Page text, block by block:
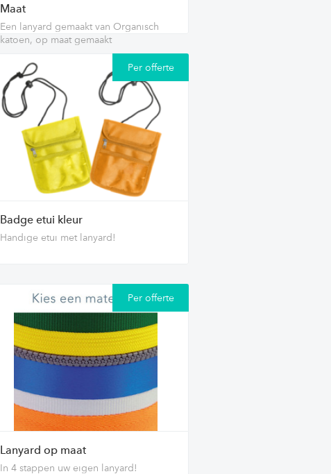
Maat
Een lanyard gemaakt van Organisch
katoen, op maat gemaakt
Per offerte
Badge etui kleur
Handige etui met lanyard!
Per offerte
Lanyard op maat
In 4 stappen uw eigen lanyard!